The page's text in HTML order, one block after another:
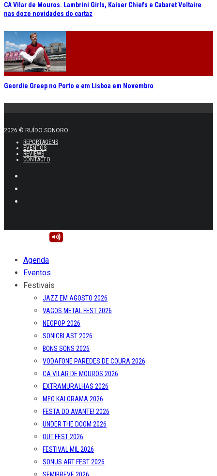
CA Vilar de Mouros. Lambrini Girls, Kaiser Chiefs e Cabaret Voltaire
nas doze novidades do cartaz
Geordie Greep no Porto e em Lisboa em Novembro
2026 © RUÍDO SONORO
REPORTAGENS
EVENTOS
REVIEWS
CONTACTO
Agenda
Eventos
Festivais
JAZZ EM AGOSTO 2026
VAGOS METAL FEST 2026
NEOPOP 2026
SONICBLAST 2026
BONS SONS 2026
VODAFONE PAREDES DE COURA 2026
CA VILAR DE MOUROS 2026
EXTRAMURALHAS 2026
MEO KALORAMA 2026
FESTA DO AVANTE! 2026
UNDER THE DOOM 2026
OUT.FEST 2026
FESTIVAL MIL 2026
SONUS ART FEST 2026
SEMIBREVE 2026